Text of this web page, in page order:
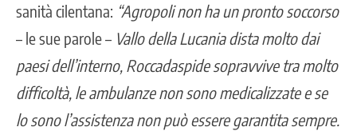
sanità cilentana: “Agropoli non ha un pronto soccorso
– le sue parole – Vallo della Lucania dista molto dai
paesi dell’interno, Roccadaspide sopravvive tra molto
difficoltà, le ambulanze non sono medicalizzate e se
lo sono l’assistenza non può essere garantita sempre.